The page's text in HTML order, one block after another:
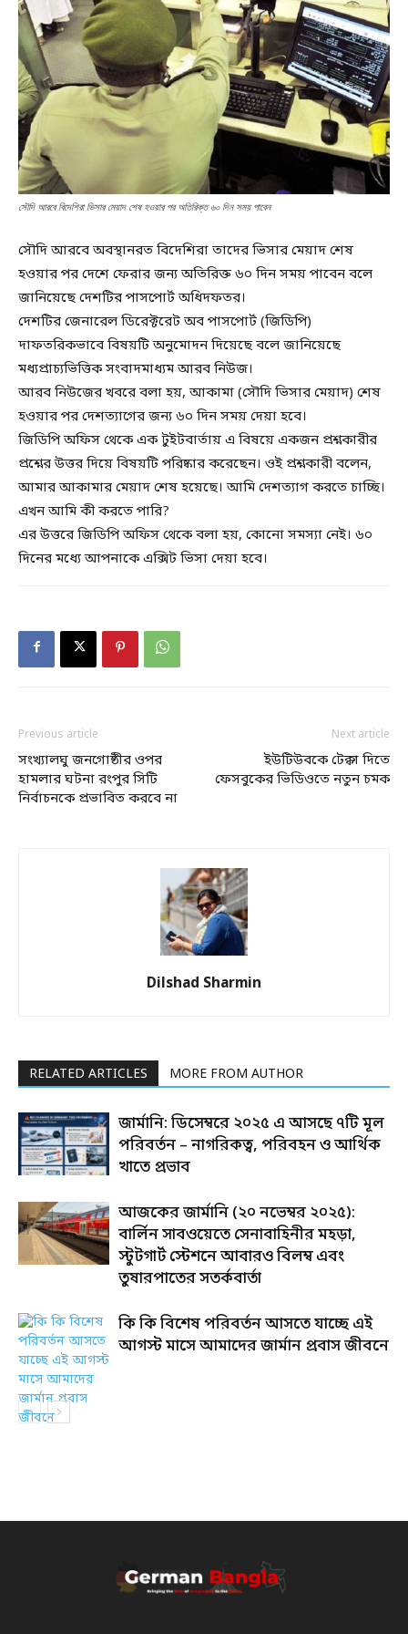
সৌদি আরবে বিদেশিরা ভিসার মেয়াদ শেষ হওয়ার পর অতিরিক্ত ৬০ দিন সময় পাবেন
সৌদি আরবে অবস্থানরত বিদেশিরা তাদের ভিসার মেয়াদ শেষ
হওয়ার পর দেশে ফেরার জন্য অতিরিক্ত ৬০ দিন সময় পাবেন বলে
জানিয়েছে দেশটির পাসপোর্ট অধিদফতর।
দেশটির জেনারেল ডিরেক্টরেট অব পাসপোর্ট (জিডিপি)
দাফতরিকভাবে বিষয়টি অনুমোদন দিয়েছে বলে জানিয়েছে
মধ্যপ্রাচ্যভিত্তিক সংবাদমাধ্যম আরব নিউজ।
আরব নিউজের খবরে বলা হয়, আকামা (সৌদি ভিসার মেয়াদ) শেষ
হওয়ার পর দেশত্যাগের জন্য ৬০ দিন সময় দেয়া হবে।
জিডিপি অফিস থেকে এক টুইটবার্তায় এ বিষয়ে একজন প্রশ্নকারীর
প্রশ্নের উত্তর দিয়ে বিষয়টি পরিষ্কার করেছেন। ওই প্রশ্নকারী বলেন,
আমার আকামার মেয়াদ শেষ হয়েছে। আমি দেশত্যাগ করতে চাচ্ছি।
এখন আমি কী করতে পারি?
এর উত্তরে জিডিপি অফিস থেকে বলা হয়, কোনো সমস্যা নেই। ৬০
দিনের মধ্যে আপনাকে এক্সিট ভিসা দেয়া হবে।
Previous article
সংখ্যালঘু জনগোষ্ঠীর ওপর
হামলার ঘটনা রংপুর সিটি
নির্বাচনকে প্রভাবিত করবে না
Next article
ইউটিউবকে টেক্কা দিতে
ফেসবুকের ভিডিওতে নতুন চমক
Dilshad Sharmin
RELATED ARTICLES MORE FROM AUTHOR
জার্মানি: ডিসেম্বরে ২০২৫ এ আসছে ৭টি মূল
পরিবর্তন – নাগরিকত্ব, পরিবহন ও আর্থিক
খাতে প্রভাব
আজকের জার্মানি (২০ নভেম্বর ২০২৫):
বার্লিন সাবওয়েতে সেনাবাহিনীর মহড়া,
স্টুটগার্ট স্টেশনে আবারও বিলম্ব এবং
তুষারপাতের সতর্কবার্তা
কি কি বিশেষ পরিবর্তন আসতে যাচ্ছে এই
আগস্ট মাসে আমাদের জার্মান প্রবাস জীবনে